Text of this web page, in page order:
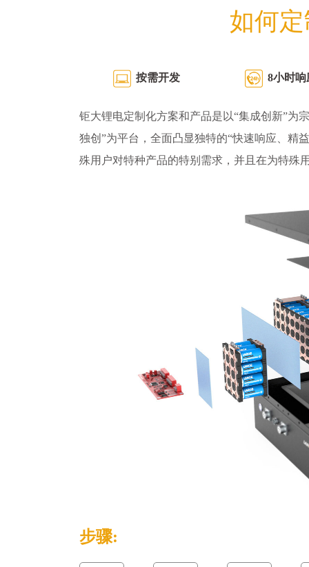
如何
按需开发 8小时响
钜大锂电定制化方案和产品是以“集成创新”为
独创”为平台，全面凸显独特的“快速响应、精
殊用户对特种产品的特别需求，并且在为特殊
步骤: